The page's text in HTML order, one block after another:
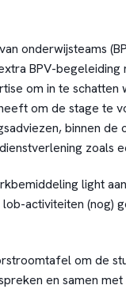
onderwijsteams
BPV-begeleiding
om in te schatten
om de stage te
binnen
zoals
light
lob-activiteiten (nog)
om de
en samen